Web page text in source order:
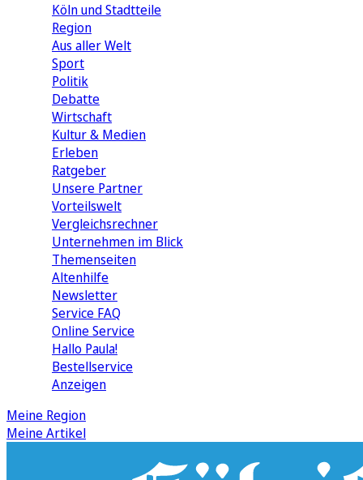
Köln und Stadtteile
Region
Aus aller Welt
Sport
Politik
Debatte
Wirtschaft
Kultur & Medien
Erleben
Ratgeber
Unsere Partner
Vorteilswelt
Vergleichsrechner
Unternehmen im Blick
Themenseiten
Altenhilfe
Newsletter
Service FAQ
Online Service
Hallo Paula!
Bestellservice
Anzeigen
Meine Region
Meine Artikel